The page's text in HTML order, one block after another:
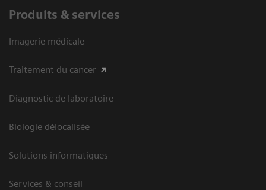
Produits & services
Imagerie médicale
Traitement du cancer
Diagnostic de laboratoire
Biologie délocalisée
Solutions informatiques
Services & conseil